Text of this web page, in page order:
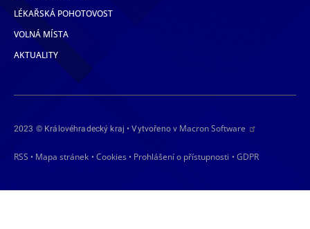
LÉKAŘSKÁ POHOTOVOST
VOLNÁ MÍSTA
AKTUALITY
2023 © Královéhradecký kraj • Vytvořeno v Macron Software
RSS • Mapa stránek • Cookies • Prohlášení o přístupnosti • GDPR